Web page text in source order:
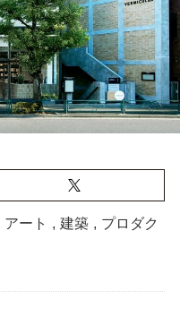
アート , 建築 , プロダク